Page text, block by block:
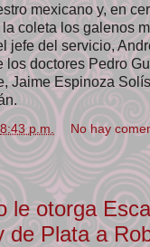
mexicano y, en
coleta los galenos
jefe del servicio,
los doctores Pedro
Jaime Espinoza
8:43 p.m. No hay
le otorga
de Plata a